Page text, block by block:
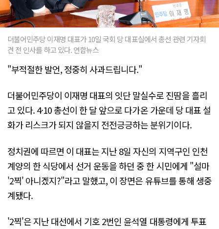
더불어민주당 이재명 대표가 10일 국회 당 대표실에서 총선 관련 기자회
견 전 인사를 하고 있다. 연합뉴스
"부적절한 발언, 정중히 사과드립니다."
더불어민주당이 이재명 대표의 잇단 말실수로 진땀을 흘리
고 있다. 4·10 총선이 한 달 앞으로 다가온 가운데 당 대표 설
화가 리스크가 되지 않을지 전전긍긍하는 분위기이다.
정치권에 따르면 이 대표는 지난 8일 자신의 지역구인 인천
계양의 한 식당에서 선거 운동을 하던 중 한 시민에게 "설마
'2찍' 아니겠지?"라고 말했고, 이 장면은 유튜브를 통해 생중
계됐다.
'2찍'은 지난 대선에서 기호 2번인 윤석열 대통령에게 투표